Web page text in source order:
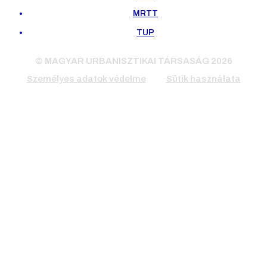
MRTT
TUP
© MAGYAR URBANISZTIKAI TÁRSASÁG 2026
Személyes adatok védelme
Sütik használata